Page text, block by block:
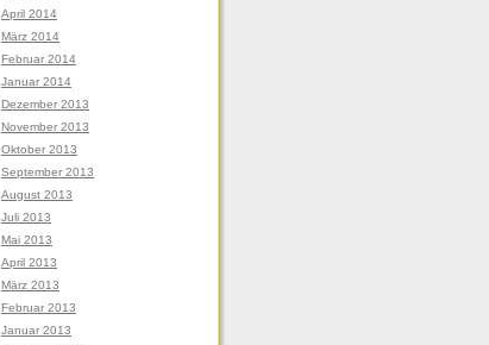
April 2014
März 2014
Februar 2014
Januar 2014
Dezember 2013
November 2013
Oktober 2013
September 2013
August 2013
Juli 2013
Mai 2013
April 2013
März 2013
Februar 2013
Januar 2013